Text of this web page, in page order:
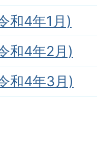
和4年1月)
和4年2月)
和4年3月)